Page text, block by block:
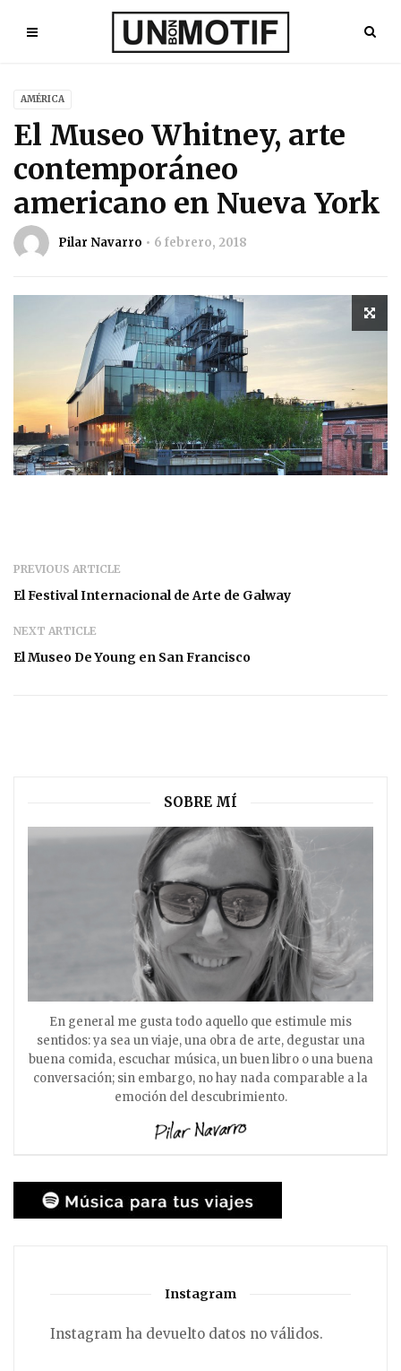
AMÉRICA
El Museo Whitney, arte
contemporáneo
americano en Nueva York
Pilar Navarro 6 febrero, 2018
PREVIOUS ARTICLE
El Festival Internacional de Arte de Galway
NEXT ARTICLE
El Museo De Young en San Francisco
SOBRE MÍ
En general me gusta todo aquello que estimule mis
sentidos: ya sea un viaje, una obra de arte, degustar una
buena comida, escuchar música, un buen libro o una buena
conversación; sin embargo, no hay nada comparable a la
emoción del descubrimiento.
Instagram
Instagram ha devuelto datos no válidos.